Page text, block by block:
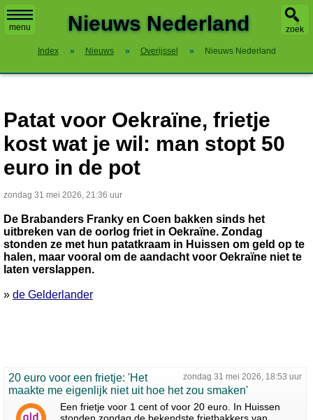
menu zoek
Nieuws Nederland
Index » Nieuws » Overijssel » Nieuws Nederland
Patat voor Oekraïne, frietje
kost wat je wil: man stopt 50
euro in de pot
zondag 31 mei 2026, 21:36 uur
De Brabanders Franky en Coen bakken sinds het
uitbreken van de oorlog friet in Oekraïne. Zondag
stonden ze met hun patatkraam in Huissen om geld op te
halen, maar vooral om de aandacht voor Oekraïne niet te
laten verslappen.
» de Gelderlander
zondag 31 mei 2026, 18:53 uur
20 euro voor een frietje: 'Het
maakte me eigenlijk niet uit hoe het zou smaken'
Een frietje voor 1 cent of voor 20 euro. In Huissen